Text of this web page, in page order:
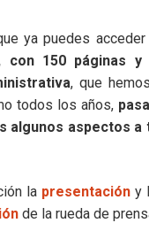
ya puedes acceder
con 150 páginas
, que
todos los años,
algunos aspectos a
la presentación y
de la rueda de